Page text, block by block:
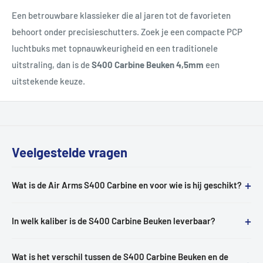
Een betrouwbare klassieker die al jaren tot de favorieten
behoort onder precisieschutters. Zoek je een compacte PCP
luchtbuks met topnauwkeurigheid en een traditionele
uitstraling, dan is deS400 Carbine Beuken 4,5mm een
uitstekende keuze.
Veelgestelde vragen
Wat is de Air Arms S400 Carbine en voor wie is hij geschikt? +
In welk kaliber is de S400 Carbine Beuken leverbaar? +
Wat is het verschil tussen de S400 Carbine Beuken en de